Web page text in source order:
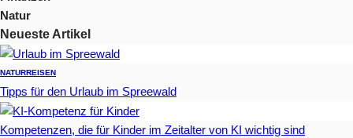
Natur
Neueste Artikel
NATURREISEN
Tipps für den Urlaub im Spreewald
Kompetenzen, die für Kinder im Zeitalter von KI wichtig sind